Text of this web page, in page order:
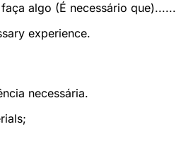
algo (É necessário que)......
experience.
necessária.